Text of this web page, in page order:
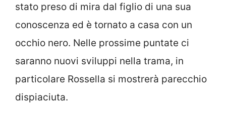
stato preso di mira dal figlio di una sua
conoscenza ed è tornato a casa con un
occhio nero. Nelle prossime puntate ci
saranno nuovi sviluppi nella trama, in
particolare Rossella si mostrerà parecchio
dispiaciuta.